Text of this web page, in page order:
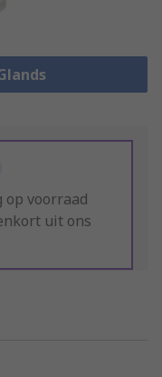
voorraad
uit ons